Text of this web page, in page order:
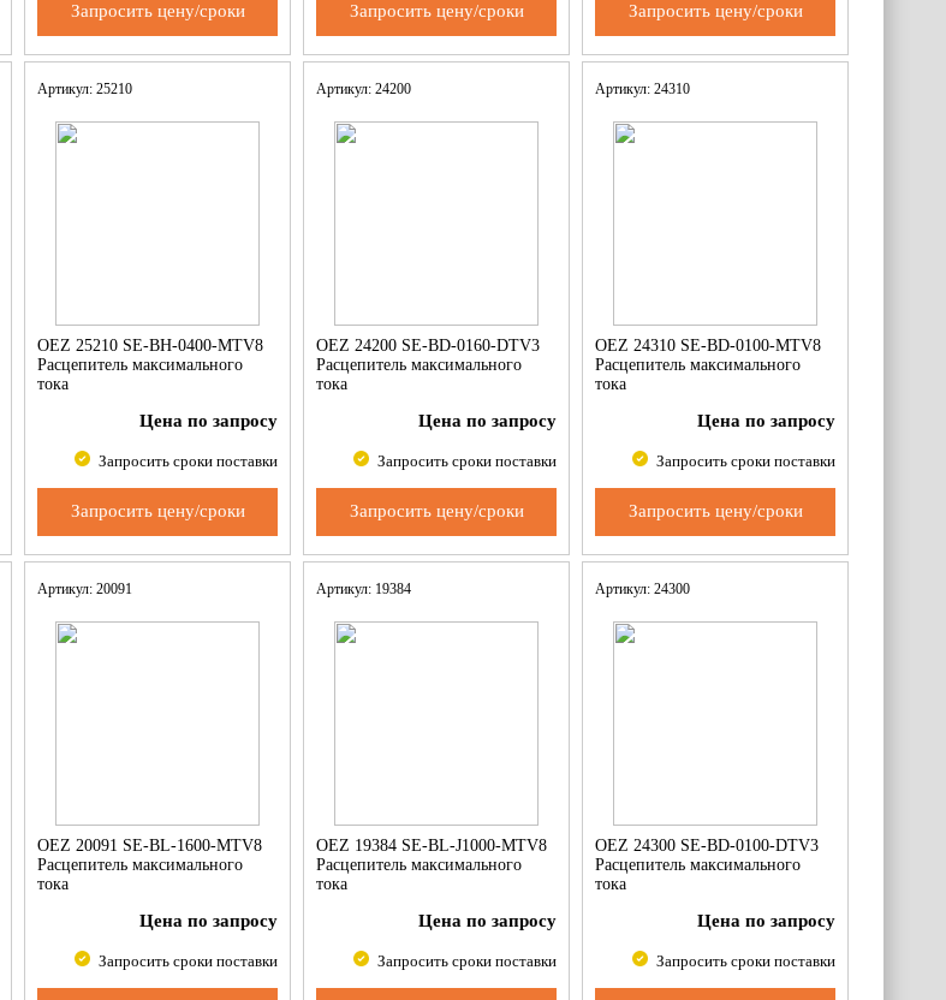
Запросить цену/сроки Запросить цену/сроки Запросить цену/сроки
Артикул: 25210
OEZ 25210 SE-BH-0400-MTV8
Расцепитель максимального
тока
Цена по запросу
Запросить сроки поставки
Запросить цену/сроки
Артикул: 24200
OEZ 24200 SE-BD-0160-DTV3
Расцепитель максимального
тока
Цена по запросу
Запросить сроки поставки
Запросить цену/сроки
Артикул: 24310
OEZ 24310 SE-BD-0100-MTV8
Расцепитель максимального
тока
Цена по запросу
Запросить сроки поставки
Запросить цену/сроки
Артикул: 20091
OEZ 20091 SE-BL-1600-MTV8
Расцепитель максимального
тока
Цена по запросу
Запросить сроки поставки
Артикул: 19384
OEZ 19384 SE-BL-J1000-MTV8
Расцепитель максимального
тока
Цена по запросу
Запросить сроки поставки
Артикул: 24300
OEZ 24300 SE-BD-0100-DTV3
Расцепитель максимального
тока
Цена по запросу
Запросить сроки поставки